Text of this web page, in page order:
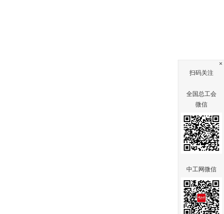
扫码关注
全国总工会
微信
中工网微信
×